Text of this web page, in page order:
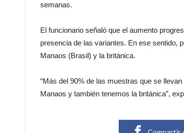
semanas.
El funcionario señaló que el aumento
presencia de las variantes. En ese sentido,
Manaos (Brasil) y la británica.
“Más del 90% de las muestras que se
Manaos y también tenemos la británica”,